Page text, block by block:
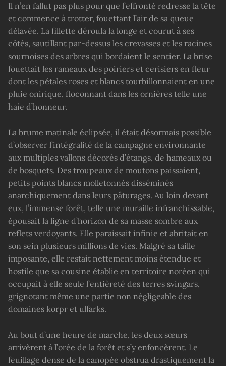
Il n’en fallut pas plus pour que l’effronté redresse la tête
et commence à trotter, fouettant l’air de sa queue
délavée. La fillette déroula la longe et courut à ses
côtés, sautillant par-dessus les crevasses et les racines
sournoises des arbres qui bordaient le sentier. La brise
fouettait les rameaux des poiriers et cerisiers en fleur
dont les pétales roses et blancs tourbillonnaient en une
pluie onirique, floconnant dans les ornières telle une
haie d’honneur.
La brume matinale éclipsée, il était désormais possible
d’observer l’intégralité de la campagne environnante
aux multiples vallons décorés d’étangs, de hameaux ou
de bosquets. Des troupeaux de moutons paissaient,
petits points blancs molletonnés disséminés
anarchiquement dans leurs pâturages. Au loin devant
eux, l’immense forêt, telle une muraille infranchissable,
épousait la ligne d’horizon de sa masse sombre aux
reflets verdoyants. Elle paraissait infinie et abritait en
son sein plusieurs millions de vies. Malgré sa taille
imposante, elle restait nettement moins étendue et
hostile que sa cousine établie en territoire noréen qui
occupait à elle seule l’entièreté des terres svingars,
grignotant même une partie non négligeable des
domaines korpr et ulfarks.
Au bout d’une heure de marche, les deux sœurs
arrivèrent à l’orée de la forêt et s’y enfoncèrent. Le
feuillage dense de la canopée obstrua drastiquement la